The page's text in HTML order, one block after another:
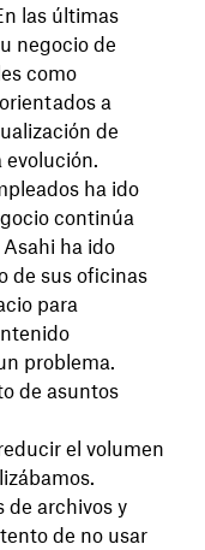
las últimas
negocio de
como
a
de
ha ido
continúa
ha ido
de sus oficinas
para
problema.
de asuntos
el volumen
de archivos y
de no usar